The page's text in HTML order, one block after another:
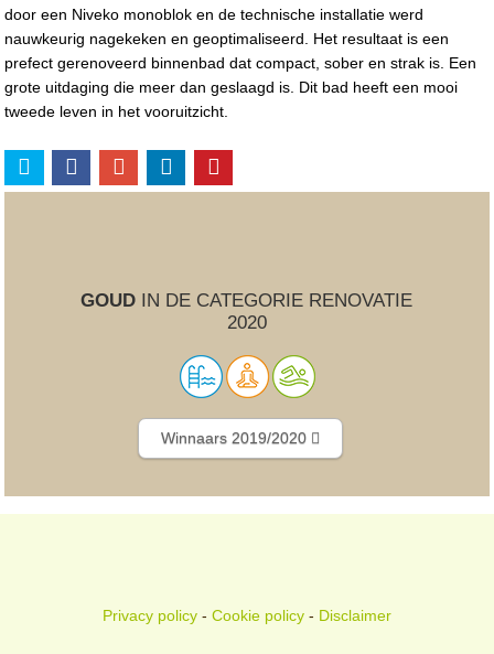
door een Niveko monoblok en de technische installatie werd
nauwkeurig nagekeken en geoptimaliseerd. Het resultaat is een
prefect gerenoveerd binnenbad dat compact, sober en strak is. Een
grote uitdaging die meer dan geslaagd is. Dit bad heeft een mooi
tweede leven in het vooruitzicht.
GOUD IN DE CATEGORIE RENOVATIE
2020
Winnaars 2019/2020
Privacy policy- Cookie policy- Disclaimer